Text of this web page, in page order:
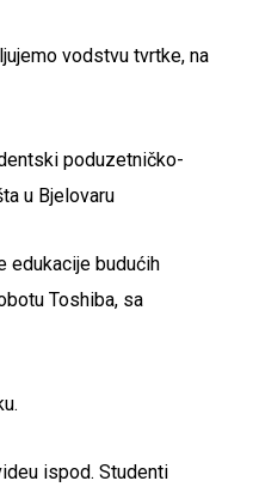
vodstvu tvrtke, na
poduzetničko-
u Bjelovaru
edukacije budućih
Toshiba, sa
ispod. Studenti